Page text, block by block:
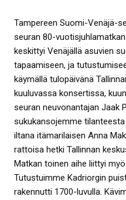
Tampereen Suomi-Venäjä-
seuran 80-
keskittyi Venäjällä asuvien
tapaamiseen, ja
käymällä tulopäivänä
kuuluvassa konsertissa,
seuran neuvonantajan Jaak
sukukansojemme
iltana itämarilaisen Anna
rattoisa hetki Tallinnan
Matkan toinen aihe liittyi
Tutustuimme Kadriorgin
rakennutti 1700-luvulla.